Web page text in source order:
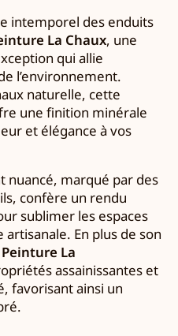
intemporel des enduits
La Chaux, une
qui allie
l’environnement.
naturelle, cette
une finition minérale
et élégance à vos
nuancé, marqué par des
confère un rendu
sublimer les espaces
En plus de son
Peinture La
assainissantes et
favorisant ainsi un